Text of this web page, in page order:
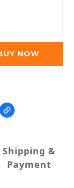
NOW
Shipping &
Payment